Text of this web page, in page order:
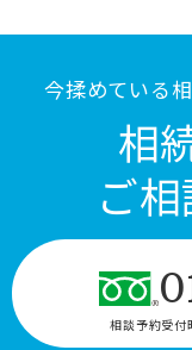
今揉めている
相
ご
相談予約受付